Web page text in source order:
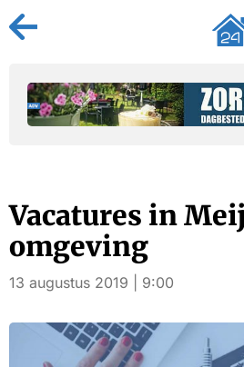
Vacatures in
omgeving
13 augustus 2019 | 9:00